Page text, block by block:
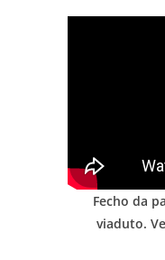
Fecho da
viaduto.